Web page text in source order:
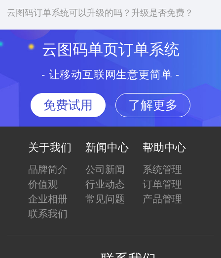
云图码订单系统可以升级的吗？升级是否免费？
云图码单页订单系统
- 让移动互联网生意更简单 -
免费试用 了解更多
关于我们
品牌简介
价值观
企业相册
联系我们
新闻中心
公司新闻
行业动态
常见问题
帮助中心
系统管理
订单管理
产品管理